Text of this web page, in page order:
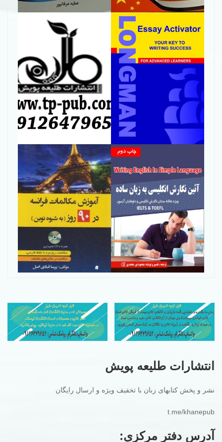
انتشارات طلیعه پویش
نشر و پخش کتابهای زبان با تخفیف ویژه و ارسال رایگان
t.me/khanepub
آدرس دفتر مرکزی: